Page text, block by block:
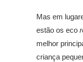
Mas em
estão os eco
melhor
criança